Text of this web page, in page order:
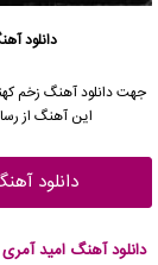
دانلود
جهت دانلود آهنگ زخم
این آهنگ از
دانلود
دانلود آهنگ امید